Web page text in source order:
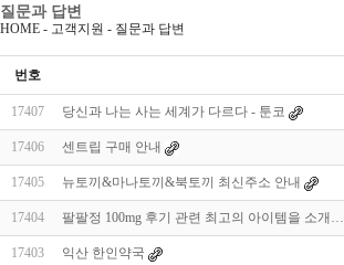
질문과 답변
HOME - 고객지원 - 질문과 답변
번호
17407 당신과 나는 사는 세계가 다르다 - 툰코
17406 센트립 구매 안내
17405 뉴토끼&마나토끼&북토끼 최신주소 안내
17404 팔팔정 100mg 후기 관련 최고의 아이템을 소개…
17403 익산 한인약국